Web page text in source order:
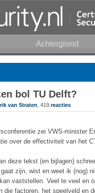
Achtergrond
bol TU Delft?
van Straten , 419 reacties
zei VWS-minister
over de effectiviteit van het
deze tekst (en bijlagen)
zijn, wist en weet ik (nog)
vaststellen. Veel te veel en
die factoren, het speelveld en